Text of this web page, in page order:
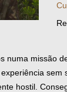
numa missão
hostil.